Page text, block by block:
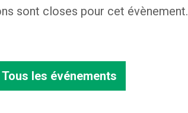
sont closes pour cet évènement.
Tous les événements